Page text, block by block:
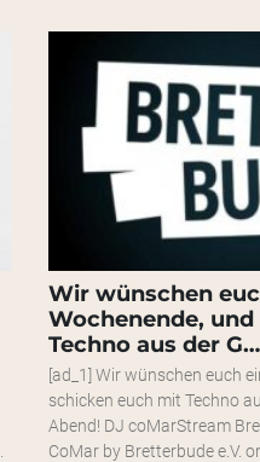
Wir wünschen
Wochenende,
Techno aus der G…
[ad_1] Wir wünschen euch
schicken euch mit Techno
Abend! DJ coMarStream
CoMar by Bretterbude e.V.